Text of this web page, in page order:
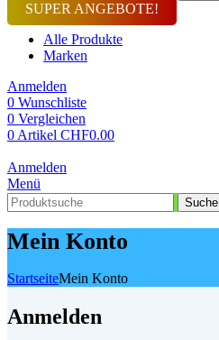
SUPER ANGEBOTE!
Alle Produkte
Marken
Anmelden
0 Wunschliste
0 Vergleichen
0 Artikel CHF0.00
Anmelden
Menü
Suche
Mein Konto
StartseiteMein Konto
Anmelden